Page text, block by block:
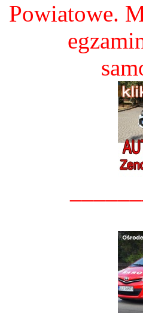
Powiatowe.